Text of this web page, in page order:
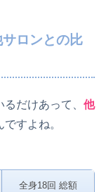
ロンとの比
るだけあって、 他
ですよね。
全身18回 総額